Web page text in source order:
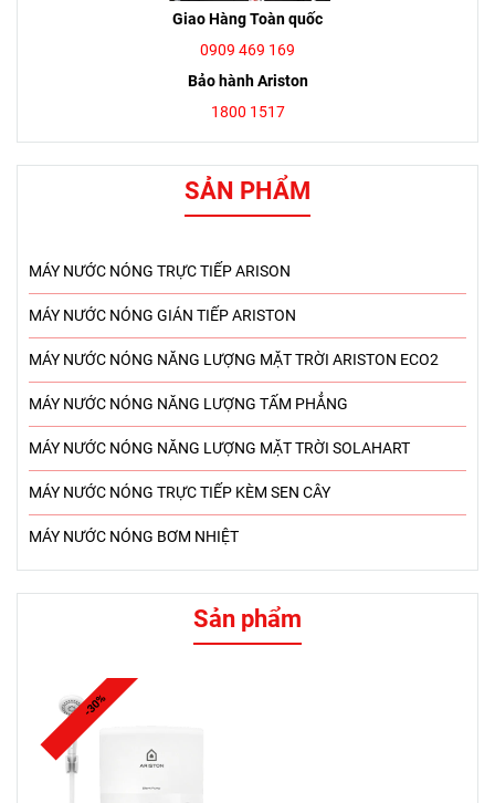
Giao Hàng Toàn quốc
0909 469 169
Bảo hành Ariston
1800 1517
SẢN PHẨM
MÁY NƯỚC NÓNG TRỰC TIẾP ARISON
MÁY NƯỚC NÓNG GIÁN TIẾP ARISTON
MÁY NƯỚC NÓNG NĂNG LƯỢNG MẶT TRỜI ARISTON ECO2
MÁY NƯỚC NÓNG NĂNG LƯỢNG TẤM PHẲNG
MÁY NƯỚC NÓNG NĂNG LƯỢNG MẶT TRỜI SOLAHART
MÁY NƯỚC NÓNG TRỰC TIẾP KÈM SEN CÂY
MÁY NƯỚC NÓNG BƠM NHIỆT
Sản phẩm
-30%